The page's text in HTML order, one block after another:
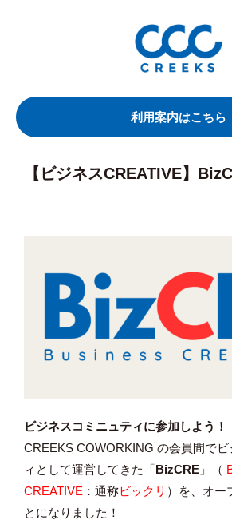
利用案内はこちら
【ビジネスCREATIVE】
ビジネスコミニュティに参加しよう！
CREEKS COWORKING の会員間で
ィとして運営してきた「BizCRE 」（
CREATIVE ：通称ビックリ ）を、オー
とになりました！